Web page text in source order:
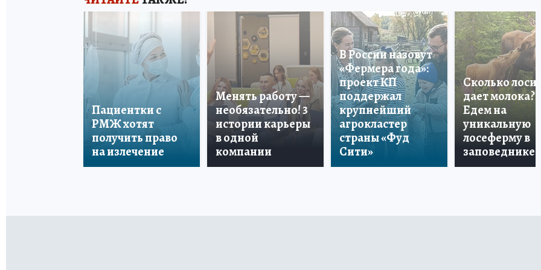
Пациентки с
РМЖ хотят
получить право
на излечение
Менять работу —
необязательно! 3
истории карьеры
в одной
компании
В России назовут
«Фермера года»:
проект КП
поддержал
крупнейший
агрокластер
страны «Фуд
Сити»
Сколько лосиха
дает молока?
Едем на
уникальную
лосеферму в
заповеднике!